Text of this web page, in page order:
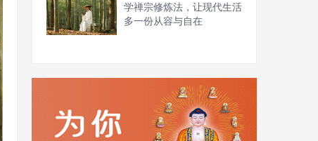
学禅宗修炼法，让现代生活
多一份从容与自在